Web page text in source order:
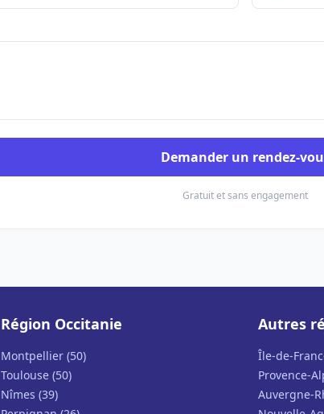
Demander un rendez-
Gratuit et sans engagement
Région Occitanie
Montpellier (50)
Toulouse (50)
Nîmes (39)
Autres
Île-de-
Provence-
Auvergne-